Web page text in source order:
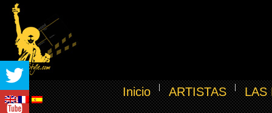
Inicio ARTISTAS LAS